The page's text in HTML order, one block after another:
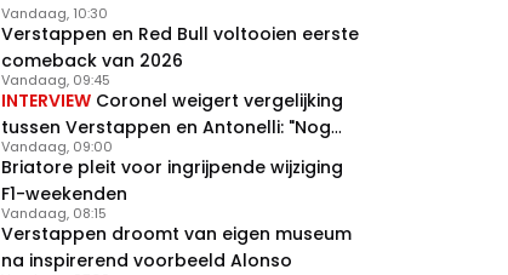
Verstappen en Red Bull voltooien eerste
comeback van 2026
Vandaag, 10:30
INTERVIEW Coronel weigert vergelijking
tussen Verstappen en Antonelli: "Nog
niet dat niveau"
Vandaag, 09:45
Briatore pleit voor ingrijpende wijziging
F1-weekenden
Vandaag, 09:00
Verstappen droomt van eigen museum
na inspirerend voorbeeld Alonso
Vandaag, 08:15